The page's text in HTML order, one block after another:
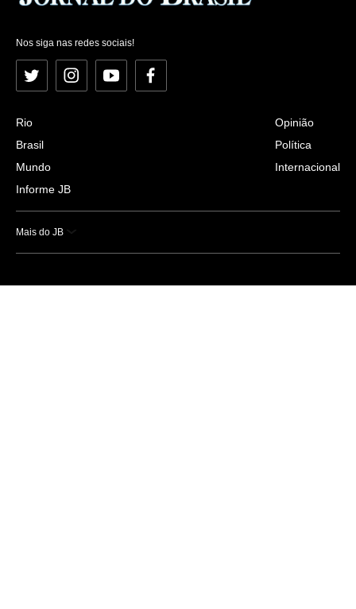
Nos siga nas redes sociais!
Twitter InstagramYouTubeFacebook
Rio
Brasil
Mundo
Informe JB
Opinião
Política
Internacional
Mais do JB
Esportes